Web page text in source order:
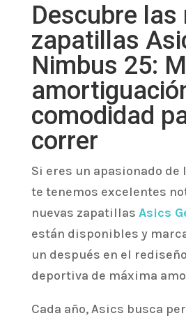
Descubre las
zapatillas
Nimbus 25:
comodidad
correr
Si eres un apasionado de
te tenemos excelentes
nuevas zapatillas Asics
están disponibles y
un después en el
deportiva de máxima
Cada año, Asics busca